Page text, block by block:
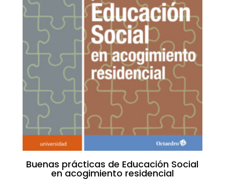
Buenas prácticas de Educación Social
en acogimiento residencial